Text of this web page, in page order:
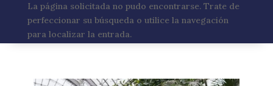
La página solicitada no pudo encontrarse. Trate de
perfeccionar su búsqueda o utilice la navegación
para localizar la entrada.